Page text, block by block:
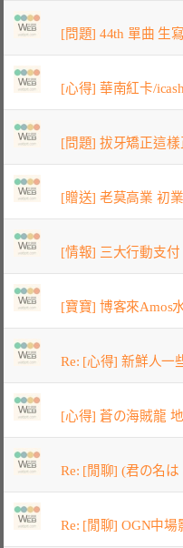
[問題] 44th 單曲 生
[心得] 華南紅卡/
[問題] 拔牙矯正這樣
[贈送] 老莫高業 初
[情報] 三大行動支付
[寶寶] 博客來Amos
Re: [心得] 新鮮人一
[心得] 蒼の海賊龍
Re: [閒聊] (君の名
Re: [閒聊] OGN中